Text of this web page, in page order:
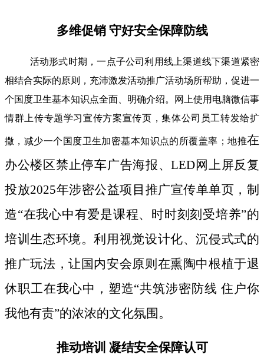
多维促销 守好安全保障防线
活动形式时期，一点子公司利用线上渠道线下渠道紧密
相结合实际的原则，充沛激发活动推广活动场所帮助，促进一
个国度卫生基本知识点全面、明确介绍。网上使用电脑微信事
情群上传专题学习宣传方案宣传页，集体公司员工转发给扩
撒，减少一个国度卫生加密基本知识点的所覆盖率；地推在
办公楼区禁止停车广告海报、LED网上屏反复
投放2025年涉密公益项目推广宣传单单页，制
造“在我心中有爱是课程、时时刻刻受培养”的
培训生态环境。利用视觉设计化、沉侵式式的
推广玩法，让国内安会原则在熏陶中根植于退
休职工在我心中，塑造“共筑涉密防线 住户你
我他有责”的浓浓的文化氛围。
推动培训 凝结安全保障认可